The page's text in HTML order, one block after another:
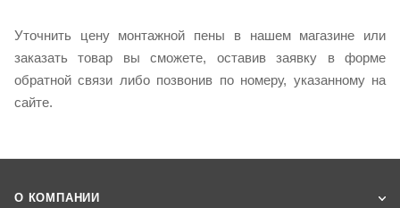
Уточнить цену монтажной пены в нашем магазине или
заказать товар вы сможете, оставив заявку в форме
обратной связи либо позвонив по номеру, указанному на
сайте.
О КОМПАНИИ